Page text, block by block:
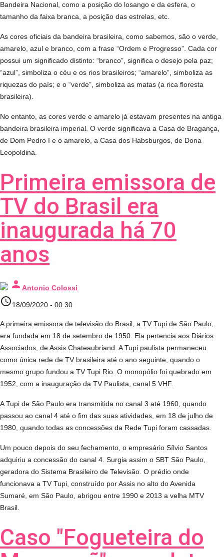
Bandeira Nacional, como a posição do losango e da esfera, o
tamanho da faixa branca, a posição das estrelas, etc.
As cores oficiais da bandeira brasileira, como sabemos, são o verde,
amarelo, azul e branco, com a frase “Ordem e Progresso”. Cada cor
possui um significado distinto: “branco”, significa o desejo pela paz;
“azul”, simboliza o céu e os rios brasileiros; “amarelo”, simboliza as
riquezas do país; e o “verde”, simboliza as matas (a rica floresta
brasileira).
No entanto, as cores verde e amarelo já estavam presentes na antiga
bandeira brasileira imperial. O verde significava a Casa de Bragança,
de Dom Pedro I e o amarelo, a Casa dos Habsburgos, de Dona
Leopoldina.
Primeira emissora de
TV do Brasil era
inaugurada há 70
anos
person Antonio Colossi
access_time18/09/2020 - 00:30
A primeira emissora de televisão do Brasil, a TV Tupi de São Paulo,
era fundada em 18 de setembro de 1950. Ela pertencia aos Diários
Associados, de Assis Chateaubriand. A Tupi paulista permaneceu
como única rede de TV brasileira até o ano seguinte, quando o
mesmo grupo fundou a TV Tupi Rio. O monopólio foi quebrado em
1952, com a inauguração da TV Paulista, canal 5 VHF.
A Tupi de São Paulo era transmitida no canal 3 até 1960, quando
passou ao canal 4 até o fim das suas atividades, em 18 de julho de
1980, quando todas as concessões da Rede Tupi foram cassadas.
Um pouco depois do seu fechamento, o empresário Sílvio Santos
adquiriu a concessão do canal 4. Surgia assim o SBT São Paulo,
geradora do Sistema Brasileiro de Televisão. O prédio onde
funcionava a TV Tupi, construído por Assis no alto do Avenida
Sumaré, em São Paulo, abrigou entre 1990 e 2013 a velha MTV
Brasil.
Caso "Fogueteira do